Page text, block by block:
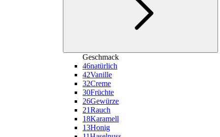
Geschmack
46natürlich
42Vanille
32Creme
30Früchte
26Gewürze
21Rauch
18Karamell
13Honig